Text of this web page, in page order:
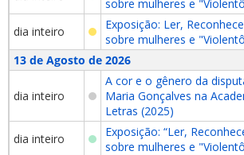
sobre mulheres e
dia inteiro
Exposição: Ler,
sobre mulheres e
13 de Agosto de 2026
dia inteiro
A cor e o gênero da
Maria Gonçalves na
Letras (2025)
dia inteiro
Exposição: “Ler,
sobre mulheres e